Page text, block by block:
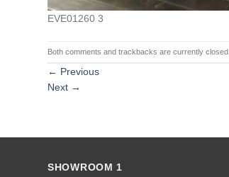
EVE01260 3
Both comments and trackbacks are currently closed.
← Previous
Next →
SHOWROOM 1